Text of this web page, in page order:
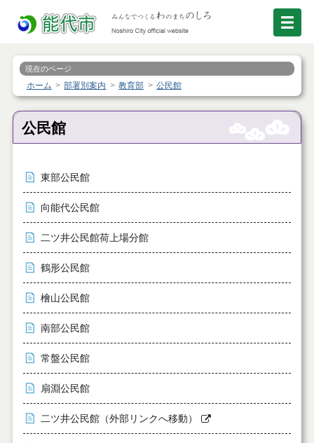
現在のページ
ホーム 部署別案内 教育部 公民館
公民館
東部公民館
向能代公民館
二ツ井公民館荷上場分館
鶴形公民館
檜山公民館
南部公民館
常盤公民館
扇淵公民館
二ツ井公民館（外部リンクへ移動）